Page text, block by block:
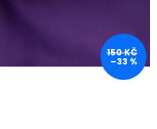
150 KČ
–33 %